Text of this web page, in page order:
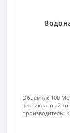
Обьем (л): 100
вертикальный
производитель: